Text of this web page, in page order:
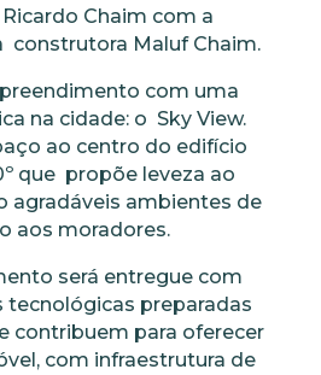
Chaim com a
construtora Maluf Chaim.
com uma
na cidade: o Sky View.
ao centro do edifício
que propõe leveza ao
agradáveis ambientes de
aos moradores.
será entregue com
tecnológicas preparadas
contribuem para oferecer
com infraestrutura de